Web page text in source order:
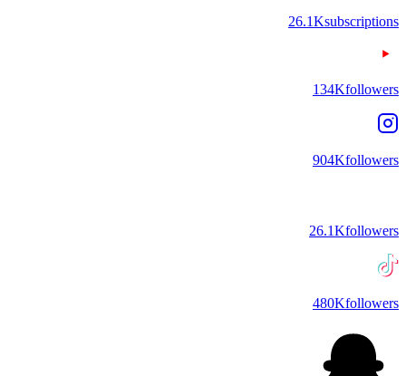
26.1Ksubscriptions
134Kfollowers
904Kfollowers
26.1Kfollowers
480Kfollowers